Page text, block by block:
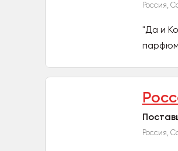
Россия,
"Да и
Россия,